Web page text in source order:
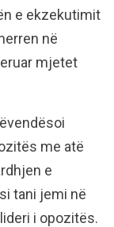
e ekzekutimit
në
mjetet
me atë
e
tani jemi në
i opozitës.